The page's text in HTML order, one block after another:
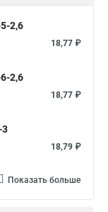
2,6
18,77 ₽
2,6
18,77 ₽
3
18,79 ₽
Показать больше